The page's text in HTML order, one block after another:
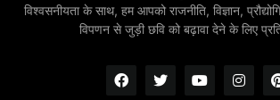
विश्वसनीयता के साथ, हम आपको राजनीति, विज्ञान,
विपणन से जुड़ी छवि को बढ़ावा देने के लिए